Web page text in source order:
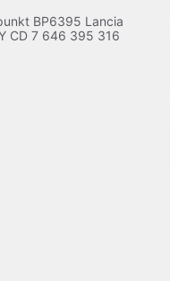
BP6395 Lancia
CD 7 646 395 316